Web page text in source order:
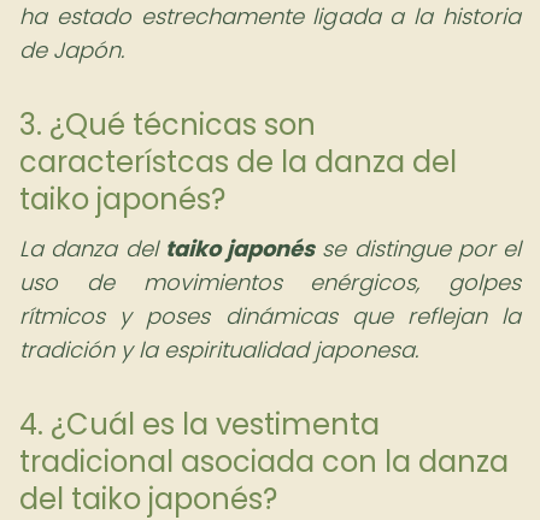
ha estado estrechamente ligada a la historia
de Japón.
3. ¿Qué técnicas son
característcas de la danza del
taiko japonés?
La danza del taiko japonésse distingue por el
uso de movimientos enérgicos, golpes
rítmicos y poses dinámicas que reflejan la
tradición y la espiritualidad japonesa.
4. ¿Cuál es la vestimenta
tradicional asociada con la danza
del taiko japonés?